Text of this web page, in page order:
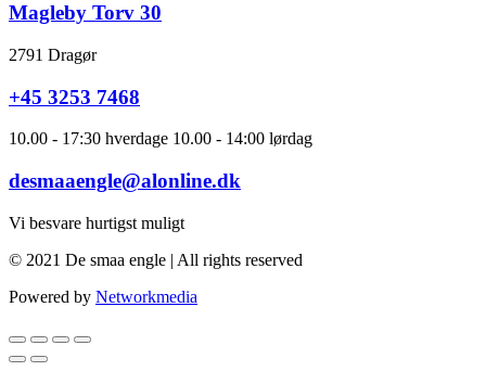
Magleby Torv 30
2791 Dragør
+45 3253 7468
10.00 - 17:30 hverdage 10.00 - 14:00 lørdag
desmaaengle@alonline.dk
Vi besvare hurtigst muligt
© 2021 De smaa engle | All rights reserved
Powered by Networkmedia